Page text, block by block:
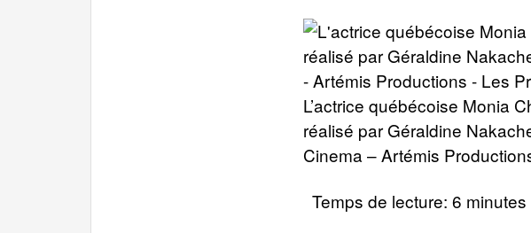
L’actrice québécoise Monia
réalisé par Géraldine
Cinema – Artémis
Temps de lecture: 6 minutes